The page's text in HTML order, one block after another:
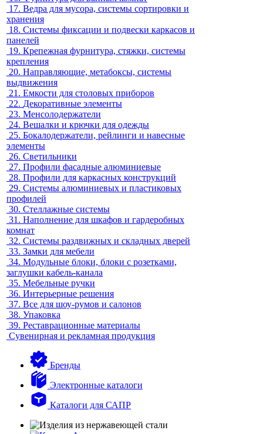
17. Ведра для мусора, системы сортировки и
хранения
18. Системы фиксации и подвески каркасов и
панелей
19. Крепежная фурнитура, стяжки, системы
крепления
20. Направляющие, метабоксы, системы
выдвижения
21. Емкости для столовых приборов
22. Декоративные элементы
23. Менсолодержатели
24. Вешалки и крючки для одежды
25. Бокалодержатели, рейлинги и навесные
элементы
26. Светильники
27. Профили фасадные алюминиевые
28. Профили для каркасных конструкций
29. Системы алюминиевых и пластиковых
профилей
30. Стеллажные системы
31. Наполнение для шкафов и гардеробных
комнат
32. Системы раздвижных и складных дверей
33. Замки для мебели
34. Модульные блоки, блоки с розетками,
заглушки кабель-канала
35. Мебельные ручки
36. Интерьерные решения
37. Все для шоу-румов и салонов
38. Упаковка
39. Реставрационные материалы
Сувенирная и рекламная продукция
Бренды
Электронные каталоги
Каталоги для САПР